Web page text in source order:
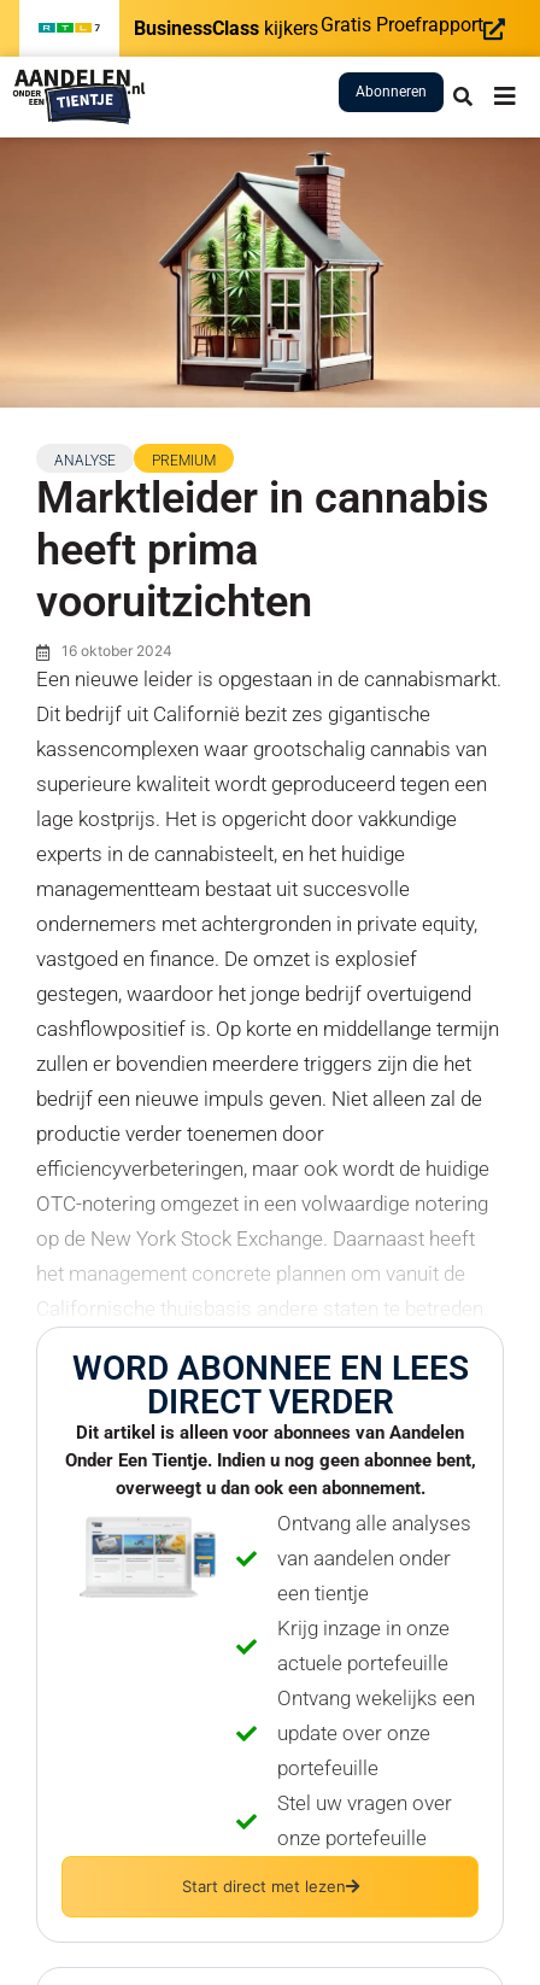
BusinessClass kijkersGratis Proefrapport
Abonneren
ANALYSE PREMIUM
Marktleider in cannabis
heeft prima
vooruitzichten
16 oktober 2024
Een nieuwe leider is opgestaan in de cannabismarkt.
Dit bedrijf uit Californië bezit zes gigantische
kassencomplexen waar grootschalig cannabis van
superieure kwaliteit wordt geproduceerd tegen een
lage kostprijs. Het is opgericht door vakkundige
experts in de cannabisteelt, en het huidige
managementteam bestaat uit succesvolle
ondernemers met achtergronden in private equity,
vastgoed en finance. De omzet is explosief
gestegen, waardoor het jonge bedrijf overtuigend
cashflowpositief is. Op korte en middellange termijn
zullen er bovendien meerdere triggers zijn die het
bedrijf een nieuwe impuls geven. Niet alleen zal de
productie verder toenemen door
efficiencyverbeteringen, maar ook wordt de huidige
OTC-notering omgezet in een volwaardige notering
op de New York Stock Exchange. Daarnaast heeft
het management concrete plannen om vanuit de
Californische thuisbasis andere staten te betreden.
WORD ABONNEE EN LEES
DIRECT VERDER
Dit artikel is alleen voor abonnees van Aandelen
Onder Een Tientje. Indien u nog geen abonnee bent,
overweegt u dan ook een abonnement.
Ontvang alle analyses
van aandelen onder
een tientje
Krijg inzage in onze
actuele portefeuille
Ontvang wekelijks een
update over onze
portefeuille
Stel uw vragen over
onze portefeuille
Start direct met lezen